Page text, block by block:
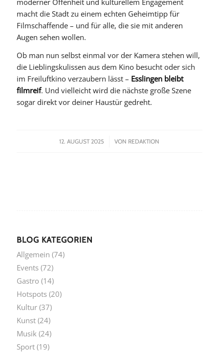
moderner Offenheit und kulturellem Engagement
macht die Stadt zu einem echten Geheimtipp für
Filmschaffende – und für alle, die sie mit anderen
Augen sehen wollen.
Ob man nun selbst einmal vor der Kamera stehen will,
die Lieblingskulissen aus dem Kino besucht oder sich
im Freiluftkino verzaubern lässt – Esslingen bleibt
filmreif. Und vielleicht wird die nächste große Szene
sogar direkt vor deiner Haustür gedreht.
12. AUGUST 2025
/ VON REDAKTION
BLOG KATEGORIEN
Allgemein (74)
Events(72)
Gastro (14)
Hotspots(20)
Kultur(37)
Kunst(24)
Musik (24)
Sport(19)